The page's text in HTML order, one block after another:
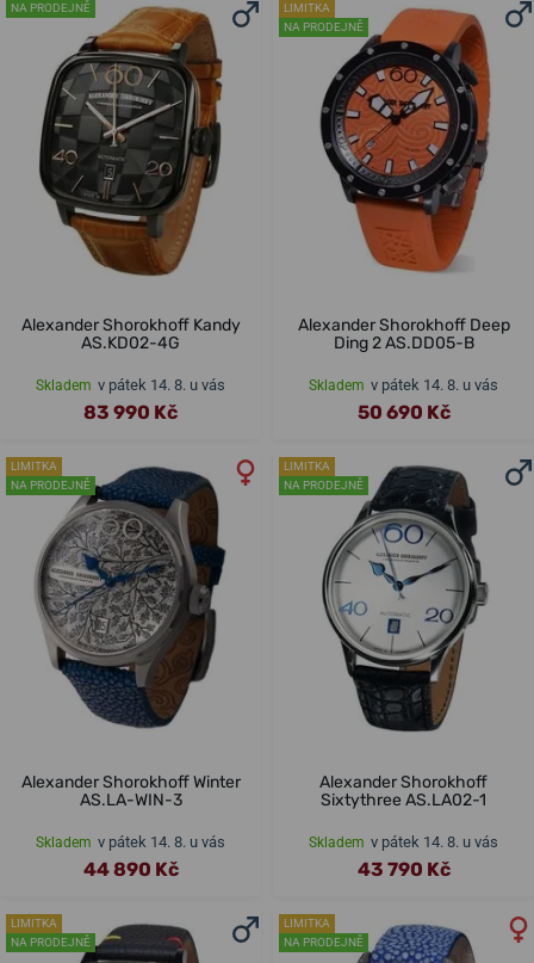
NA PRODEJNĚ
Alexander Shorokhoff Kandy
AS.KD02-4G
Skladem v pátek 14. 8. u vás
83 990 Kč
LIMITKA
NA PRODEJNĚ
Alexander Shorokhoff Deep
Ding 2 AS.DD05-B
Skladem v pátek 14. 8. u vás
50 690 Kč
LIMITKA
NA PRODEJNĚ
Alexander Shorokhoff Winter
AS.LA-WIN-3
Skladem v pátek 14. 8. u vás
44 890 Kč
LIMITKA
NA PRODEJNĚ
Alexander Shorokhoff
Sixtythree AS.LA02-1
Skladem v pátek 14. 8. u vás
43 790 Kč
LIMITKA
NA PRODEJNĚ
LIMITKA
NA PRODEJNĚ